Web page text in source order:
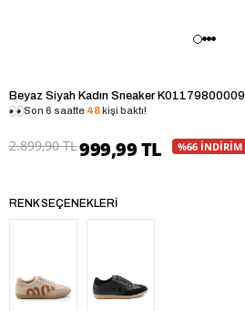
Beyaz Siyah Kadın Sneaker K01179800009
Son 6 saatte 48kişi baktı!
2.899,90 TL999,99 TL %66 İNDİRİM
RENK SEÇENEKLERI